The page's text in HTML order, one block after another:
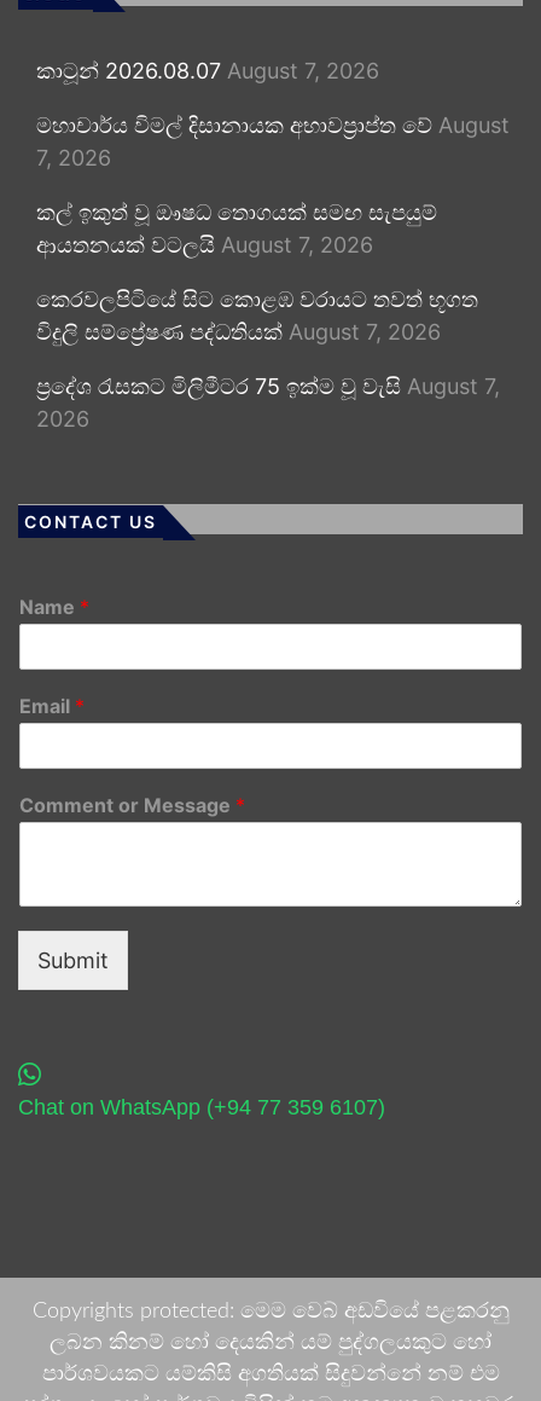
කාටූන් 2026.08.07 August 7, 2026
මහාචාර්ය විමල් දිසානායක අභාවප්‍රාප්ත වේ August
7, 2026
කල් ඉකුත් වූ ඖෂධ තොගයක් සමඟ සැපයුම්
ආයතනයක් වටලයි August 7, 2026
කෙරවලපිටියේ සිට කොළඹ වරායට තවත් භූගත
විදුලි සම්ප්‍රේෂණ පද්ධතියක් August 7, 2026
ප්‍රදේශ රැසකට මිලිමීටර 75 ඉක්ම වූ වැසි August 7,
2026
CONTACT US
Name *
Email *
Comment or Message *
Submit
Chat on WhatsApp (+94 77 359 6107)
Copyrights protected: මෙම වෙබ් අඩවියේ පළකරනු
ලබන කිනම් හෝ දෙයකින් යම් පුද්ගලයකුට හෝ
පාර්ශවයකට යම්කිසි අගතියක් සිදුවන්නේ නම් එම